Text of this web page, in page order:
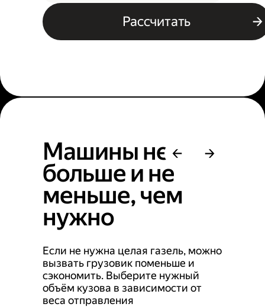
Рассчитать
Машины не
больше и не
меньше, чем
нужно
Если не нужна целая газель, можно
вызвать грузовик поменьше и
сэкономить. Выберите нужный
объём кузова в зависимости от
веса отправления